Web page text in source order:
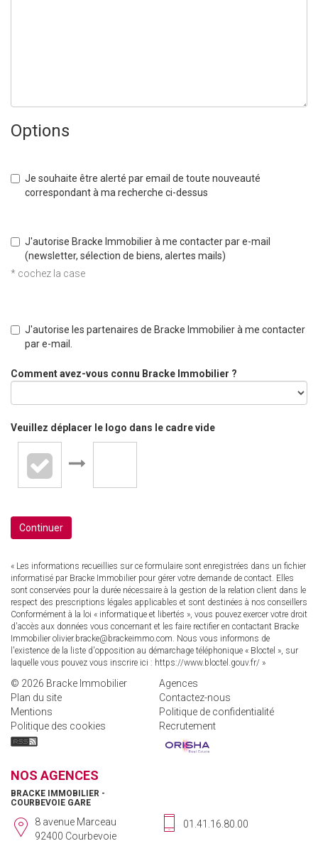
Options
Je souhaite être alerté par email de toute nouveauté
correspondant à ma recherche ci-dessus
J'autorise Bracke Immobilier à me contacter par e-mail
(newsletter, sélection de biens, alertes mails)
* cochez la case
J'autorise les partenaires de Bracke Immobilier à me contacter
par e-mail.
Comment avez-vous connu Bracke Immobilier ?
Veuillez déplacer le logo dans le cadre vide
Continuer
« Les informations recueillies sur ce formulaire sont enregistrées dans un fichier
informatisé par Bracke Immobilier pour gérer votre demande de contact. Elles
sont conservées pour la durée nécessaire à la gestion de la relation client dans le
respect des prescriptions légales applicables et sont destinées à nos conseillers
Conformément à la loi « informatique et libertés », vous pouvez exercer votre droit
d'accès aux données vous concernant et les faire rectifier en contactant Bracke
Immobilier olivier.bracke@brackeimmo.com. Nous vous informons de
l'existence de la liste d'opposition au démarchage téléphonique « Bloctel », sur
laquelle vous pouvez vous inscrire ici : https://www.bloctel.gouv.fr/ »
© 2026 Bracke Immobilier
Agences
Plan du site
Contactez-nous
Mentions
Politique de confidentialité
Politique des cookies
Recrutement
NOS AGENCES
BRACKE IMMOBILIER -
COURBEVOIE GARE
8 avenue Marceau
92400 Courbevoie
01.41.16.80.00